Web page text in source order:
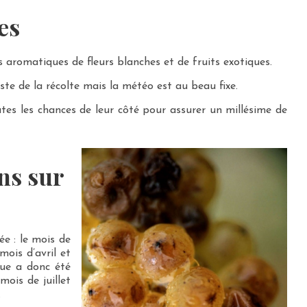
de fleurs blanches et de fruits exotiques.
de la récolte mais la météo est au beau fixe.
les chances de leur côté pour assurer un millésime de
sur
: le mois de
d’avril et
a donc été
de juillet